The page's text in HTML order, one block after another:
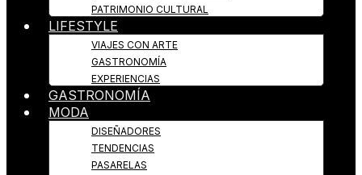
PATRIMONIO CULTURAL
LIFESTYLE
VIAJES CON ARTE
GASTRONOMÍA
EXPERIENCIAS
GASTRONOMÍA
MODA
DISEÑADORES
TENDENCIAS
PASARELAS